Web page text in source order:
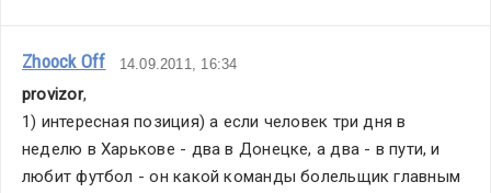
Zhoock Off 14.09.2011, 16:34
provizor,
1) интересная позиция) а если человек три дня в
неделю в Харькове - два в Донецке, а два - в пути, и
любит футбол - он какой команды болельщик главным